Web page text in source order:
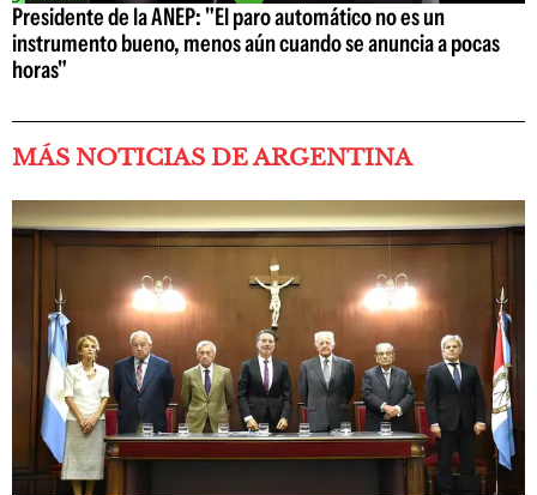
Presidente de la ANEP: "El paro automático no es un
instrumento bueno, menos aún cuando se anuncia a pocas
horas"
MÁS NOTICIAS DE ARGENTINA